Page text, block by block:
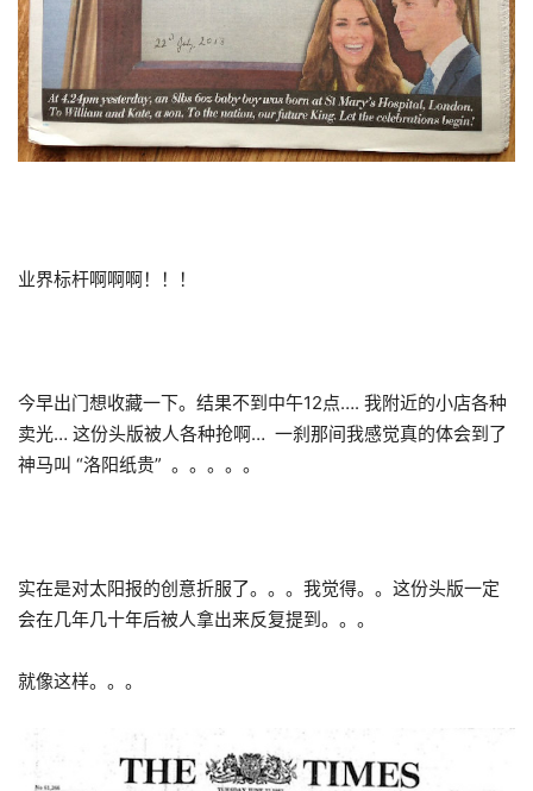
业界标杆啊啊啊！！！
今早出门想收藏一下。结果不到中午12点…. 我附近的小店各种
卖光… 这份头版被人各种抢啊… 一刹那间我感觉真的体会到了
神马叫 “洛阳纸贵” 。。。。。
实在是对太阳报的创意折服了。。。我觉得。。这份头版一定
会在几年几十年后被人拿出来反复提到。。。
就像这样。。。